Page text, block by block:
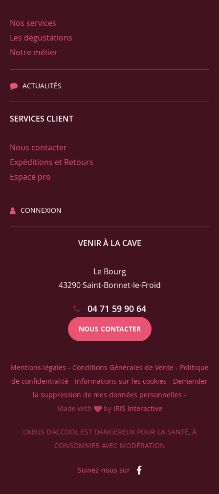
Nos services
Les dégustations
Notre métier
ACTUALITÉS
SERVICES CLIENT
Nous contacter
Expéditions et Retours
Espace pro
CONNEXION
VENIR À LA CAVE
Le Bourg
43290 Saint-Bonnet-le-Froid
04 71 59 90 64
NOUS CONTACTER
Mentions légales - Conditions Générales de Vente - Politique
de confidentialité - Informations sur les cookies - Demander
la suppression de mes données personnelles -
Made with
by IRIS Interactive
L'ABUS D'ALCOOL EST DANGEREUX POUR LA SANTÉ, À
CONSOMMER AVEC MODÉRATION
Suivez-nous sur